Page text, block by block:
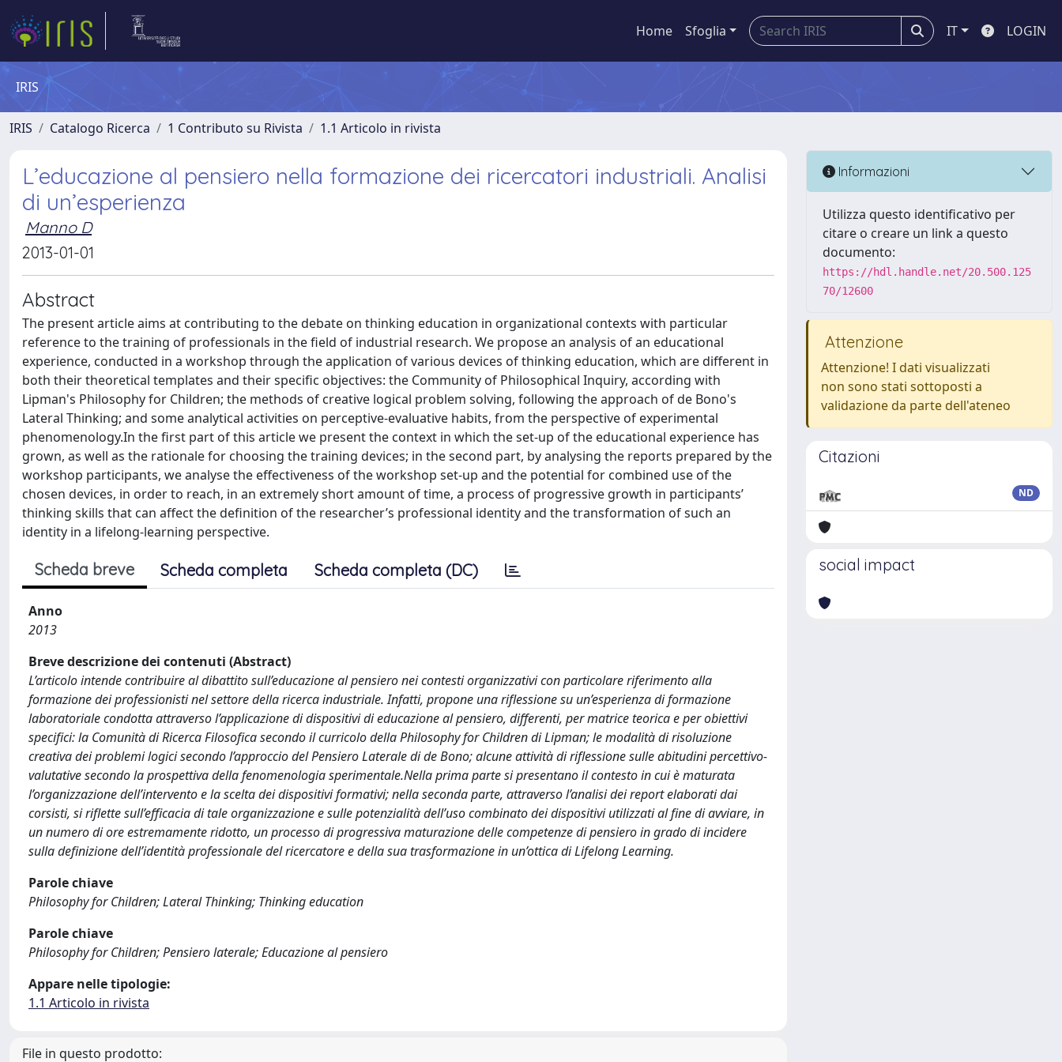
Home Sfoglia IT LOGIN
IRIS
IRIS Catalogo Ricerca 1 Contributo su Rivista 1.1 Articolo in rivista
L’educazione al pensiero nella formazione dei ricercatori industriali. Analisi
di un’esperienza
Manno D
2013-01-01
Abstract
The present article aims at contributing to the debate on thinking education in organizational contexts with particular
reference to the training of professionals in the field of industrial research. We propose an analysis of an educational
experience, conducted in a workshop through the application of various devices of thinking education, which are different in
both their theoretical templates and their specific objectives: the Community of Philosophical Inquiry, according with
Lipman's Philosophy for Children; the methods of creative logical problem solving, following the approach of de Bono's
Lateral Thinking; and some analytical activities on perceptive-evaluative habits, from the perspective of experimental
phenomenology.In the first part of this article we present the context in which the set-up of the educational experience has
grown, as well as the rationale for choosing the training devices; in the second part, by analysing the reports prepared by the
workshop participants, we analyse the effectiveness of the workshop set-up and the potential for combined use of the
chosen devices, in order to reach, in an extremely short amount of time, a process of progressive growth in participants’
thinking skills that can affect the definition of the researcher’s professional identity and the transformation of such an
identity in a lifelong-learning perspective.
Scheda breve Scheda completa Scheda completa (DC)
Anno
2013
Breve descrizione dei contenuti (Abstract)
L’articolo intende contribuire al dibattito sull’educazione al pensiero nei contesti organizzativi con particolare riferimento alla
formazione dei professionisti nel settore della ricerca industriale. Infatti, propone una riflessione su un’esperienza di formazione
laboratoriale condotta attraverso l’applicazione di dispositivi di educazione al pensiero, differenti, per matrice teorica e per obiettivi
specifici: la Comunità di Ricerca Filosofica secondo il curricolo della Philosophy for Children di Lipman; le modalità di risoluzione
creativa dei problemi logici secondo l’approccio del Pensiero Laterale di de Bono; alcune attività di riflessione sulle abitudini percettivo-
valutative secondo la prospettiva della fenomenologia sperimentale.Nella prima parte si presentano il contesto in cui è maturata
l’organizzazione dell’intervento e la scelta dei dispositivi formativi; nella seconda parte, attraverso l’analisi dei report elaborati dai
corsisti, si riflette sull’efficacia di tale organizzazione e sulle potenzialità dell’uso combinato dei dispositivi utilizzati al fine di avviare, in
un numero di ore estremamente ridotto, un processo di progressiva maturazione delle competenze di pensiero in grado di incidere
sulla definizione dell’identità professionale del ricercatore e della sua trasformazione in un’ottica di Lifelong Learning.
Parole chiave
Philosophy for Children; Lateral Thinking; Thinking education
Parole chiave
Philosophy for Children; Pensiero laterale; Educazione al pensiero
Appare nelle tipologie:
1.1 Articolo in rivista
File in questo prodotto:
Informazioni
Utilizza questo identificativo per
citare o creare un link a questo
documento:
https://hdl.handle.net/20.500.125
70/12600
Attenzione
Attenzione! I dati visualizzati
non sono stati sottoposti a
validazione da parte dell'ateneo
Citazioni
ND
social impact